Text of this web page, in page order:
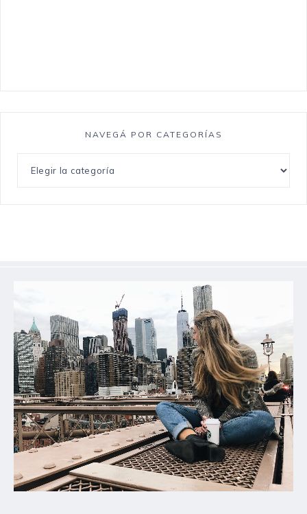
NAVEGÁ POR CATEGORÍAS